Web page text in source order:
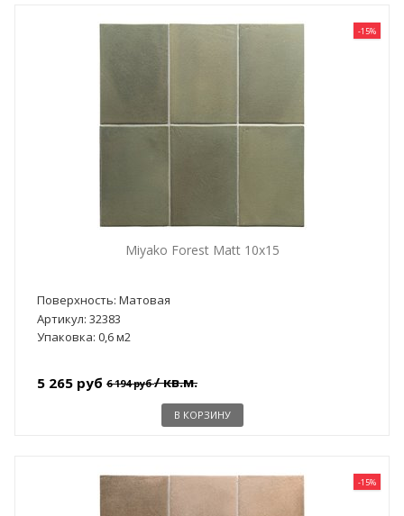
-15%
Miyako Forest Matt 10x15
Поверхность: Матовая
Артикул: 32383
Упаковка: 0,6 м2
5 265 руб 6 194 руб/ кв.м.
В КОРЗИНУ
-15%